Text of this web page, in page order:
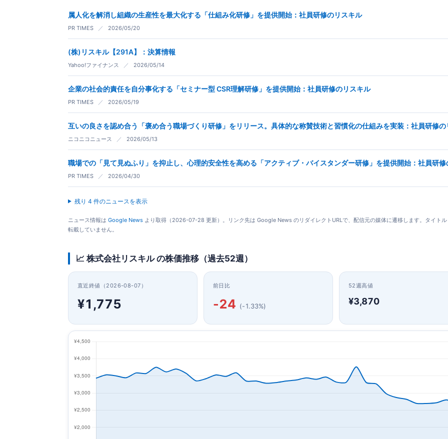
属人化を解消し組織の生産性を最大化する「仕組み化研修」を提供開始：社員研修のリスキル
PR TIMES ／ 2026/05/20
(株)リスキル【291A】：決算情報
Yahoo!ファイナンス ／ 2026/05/14
企業の社会的責任を自分事化する「セミナー型 CSR理解研修」を提供開始：社員研修のリスキル
PR TIMES ／ 2026/05/19
互いの良さを認め合う「褒め合う職場づくり研修」をリリース。具体的な称賛技術と習慣化の仕組みを実装：社員研修の
ニコニコニュース ／ 2026/05/13
職場での「見て見ぬふり」を抑止し、心理的安全性を高める「アクティブ・バイスタンダー研修」を提供開始：社員研
PR TIMES ／ 2026/04/30
残り 4 件のニュースを表示
ニュース情報は Google News より取得（2026-07-28 更新）。リンク先は Google News のリダイレクトURLで、配信元の媒体に遷移します。タイト
転載していません。
📈 株式会社リスキル の株価推移（過去52週）
直近終値（2026-08-07）
¥1,775
前日比
-24 (-1.33%)
52週高値
¥3,870